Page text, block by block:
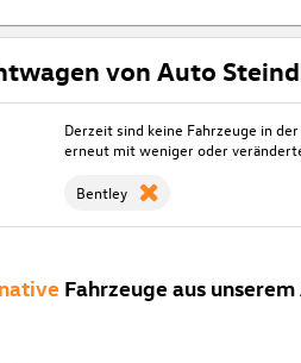
von Auto
Derzeit sind keine Fahrzeuge in
erneut mit weniger oder
Bentley
Fahrzeuge aus